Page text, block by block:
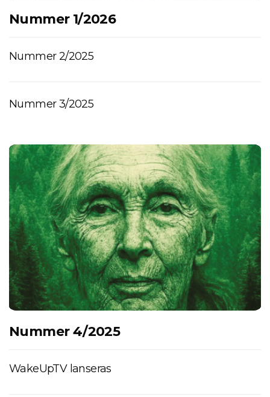
Nummer 1/2026
Nummer 2/2025
Nummer 3/2025
Nummer 4/2025
WakeUpTV lanseras